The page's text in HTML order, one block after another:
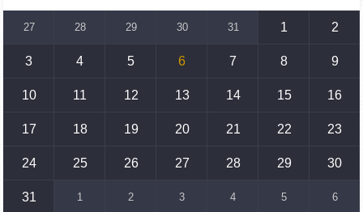
տրանսպորտային հաղորդակցությունների
զարգացմանը, սակայն ոչ՝ միջազգային
սահմանների փոփոխությանը
15:10 02.10.2023
սպառնալիքները կասեցնելու համար. իսպանացի
պատգամավորը Գորիսում է
14:54 02.10.2023
տեղակայված հայկական դիրքերի անձնակազմի
համար սնունդ տեղափոխող մեքենայի
27 28 29 30 31 1 2
3 4 5 6 7 8 9
10 11 12 13 14 15 16
17 18 19 20 21 22 23
24 25 26 27 28 29 30
31 1 2 3 4 5 6